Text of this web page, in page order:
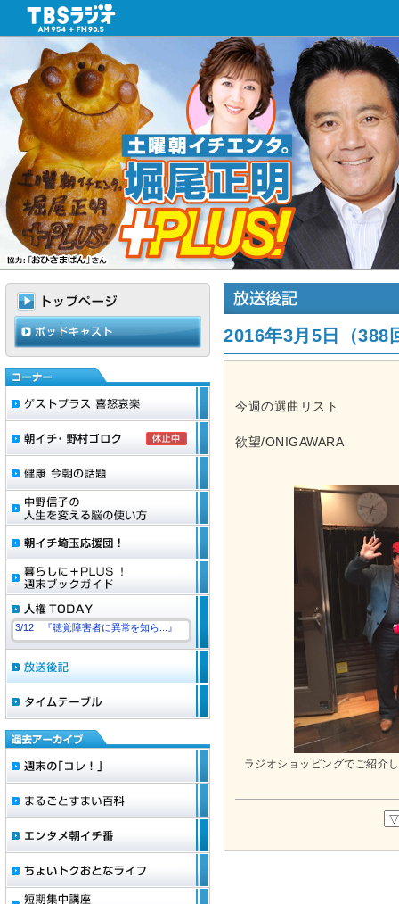
3/12 『聴覚障害者に異常を知ら...』
2016年3月5日（388
今週の選曲リスト
欲望/ONIGAWARA
ラジオショッピングでご紹介